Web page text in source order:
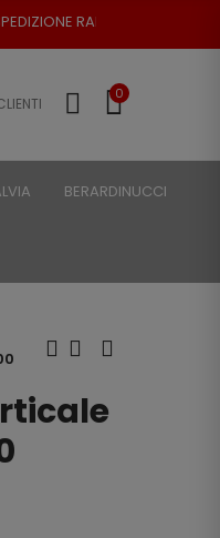
RESO POSSIBILE
0
BERARDINUCCI